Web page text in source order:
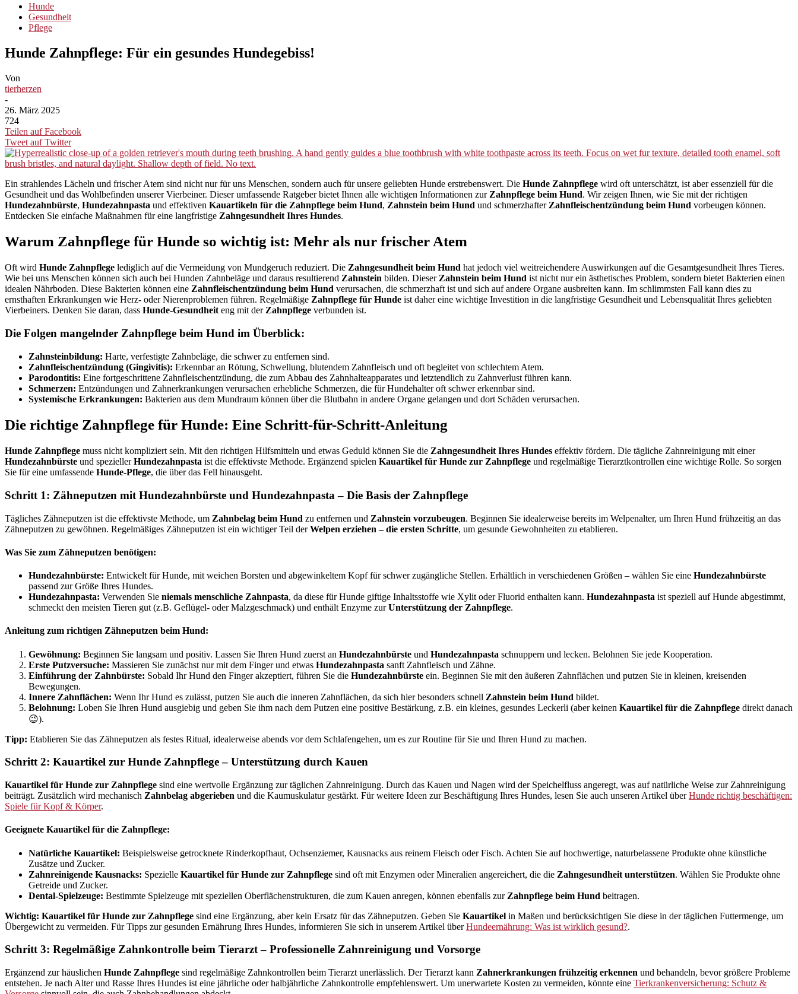
Hunde
Gesundheit
Pflege
Hunde Zahnpflege: Für ein gesundes Hundegebiss!
Von
tierherzen
-
26. März 2025
724
Teilen auf Facebook
Tweet auf Twitter
Ein strahlendes Lächeln und frischer Atem sind nicht nur für uns Menschen, sondern auch für unsere geliebten Hunde erstrebenswert. Die Hunde Zahnpflege wird oft unterschätzt, ist aber essenziell für die
Gesundheit und das Wohlbefinden unserer Vierbeiner. Dieser umfassende Ratgeber bietet Ihnen alle wichtigen Informationen zur Zahnpflege beim Hund. Wir zeigen Ihnen, wie Sie mit der richtigen
Hundezahnbürste, Hundezahnpasta und effektiven Kauartikeln für die Zahnpflege beim Hund, Zahnstein beim Hund und schmerzhafter Zahnfleischentzündung beim Hund vorbeugen können.
Entdecken Sie einfache Maßnahmen für eine langfristige Zahngesundheit Ihres Hundes.
Warum Zahnpflege für Hunde so wichtig ist: Mehr als nur frischer Atem
Oft wird Hunde Zahnpflege lediglich auf die Vermeidung von Mundgeruch reduziert. Die Zahngesundheit beim Hund hat jedoch viel weitreichendere Auswirkungen auf die Gesamtgesundheit Ihres Tieres.
Wie bei uns Menschen können sich auch bei Hunden Zahnbeläge und daraus resultierend Zahnstein bilden. Dieser Zahnstein beim Hund ist nicht nur ein ästhetisches Problem, sondern bietet Bakterien einen
idealen Nährboden. Diese Bakterien können eine Zahnfleischentzündung beim Hund verursachen, die schmerzhaft ist und sich auf andere Organe ausbreiten kann. Im schlimmsten Fall kann dies zu
ernsthaften Erkrankungen wie Herz- oder Nierenproblemen führen. Regelmäßige Zahnpflege für Hunde ist daher eine wichtige Investition in die langfristige Gesundheit und Lebensqualität Ihres geliebten
Vierbeiners. Denken Sie daran, dass Hunde-Gesundheit eng mit der Zahnpflege verbunden ist.
Die Folgen mangelnder Zahnpflege beim Hund im Überblick:
Zahnsteinbildung: Harte, verfestigte Zahnbeläge, die schwer zu entfernen sind.
Zahnfleischentzündung (Gingivitis): Erkennbar an Rötung, Schwellung, blutendem Zahnfleisch und oft begleitet von schlechtem Atem.
Parodontitis: Eine fortgeschrittene Zahnfleischentzündung, die zum Abbau des Zahnhalteapparates und letztendlich zu Zahnverlust führen kann.
Schmerzen: Entzündungen und Zahnerkrankungen verursachen erhebliche Schmerzen, die für Hundehalter oft schwer erkennbar sind.
Systemische Erkrankungen: Bakterien aus dem Mundraum können über die Blutbahn in andere Organe gelangen und dort Schäden verursachen.
Die richtige Zahnpflege für Hunde: Eine Schritt-für-Schritt-Anleitung
Hunde Zahnpflege muss nicht kompliziert sein. Mit den richtigen Hilfsmitteln und etwas Geduld können Sie die Zahngesundheit Ihres Hundes effektiv fördern. Die tägliche Zahnreinigung mit einer
Hundezahnbürste und speziellerHundezahnpasta ist die effektivste Methode. Ergänzend spielen Kauartikel für Hunde zur Zahnpflege und regelmäßige Tierarztkontrollen eine wichtige Rolle. So sorgen
Sie für eine umfassende Hunde-Pflege, die über das Fell hinausgeht.
Schritt 1: Zähneputzen mit Hundezahnbürste und Hundezahnpasta – Die Basis der Zahnpflege
Tägliches Zähneputzen ist die effektivste Methode, um Zahnbelag beim Hund zu entfernen und Zahnstein vorzubeugen. Beginnen Sie idealerweise bereits im Welpenalter, um Ihren Hund frühzeitig an das
Zähneputzen zu gewöhnen. Regelmäßiges Zähneputzen ist ein wichtiger Teil derWelpen erziehen – die ersten Schritte, um gesunde Gewohnheiten zu etablieren.
Was Sie zum Zähneputzen benötigen:
Hundezahnbürste: Entwickelt für Hunde, mit weichen Borsten und abgewinkeltem Kopf für schwer zugängliche Stellen. Erhältlich in verschiedenen Größen – wählen Sie eine Hundezahnbürste
passend zur Größe Ihres Hundes.
Hundezahnpasta: Verwenden Sie niemals menschliche Zahnpasta, da diese für Hunde giftige Inhaltsstoffe wie Xylit oder Fluorid enthalten kann. Hundezahnpasta ist speziell auf Hunde abgestimmt,
schmeckt den meisten Tieren gut (z.B. Geflügel- oder Malzgeschmack) und enthält Enzyme zurUnterstützung der Zahnpflege.
Anleitung zum richtigen Zähneputzen beim Hund:
Gewöhnung: Beginnen Sie langsam und positiv. Lassen Sie Ihren Hund zuerst an Hundezahnbürste und Hundezahnpasta schnuppern und lecken. Belohnen Sie jede Kooperation.
Erste Putzversuche: Massieren Sie zunächst nur mit dem Finger und etwas Hundezahnpasta sanft Zahnfleisch und Zähne.
Einführung der Zahnbürste: Sobald Ihr Hund den Finger akzeptiert, führen Sie die Hundezahnbürste ein. Beginnen Sie mit den äußeren Zahnflächen und putzen Sie in kleinen, kreisenden
Bewegungen.
Innere Zahnflächen: Wenn Ihr Hund es zulässt, putzen Sie auch die inneren Zahnflächen, da sich hier besonders schnell Zahnstein beim Hund bildet.
Belohnung: Loben Sie Ihren Hund ausgiebig und geben Sie ihm nach dem Putzen eine positive Bestärkung, z.B. ein kleines, gesundes Leckerli (aber keinen Kauartikel für die Zahnpflege direkt danach
😉).
Tipp: Etablieren Sie das Zähneputzen als festes Ritual, idealerweise abends vor dem Schlafengehen, um es zur Routine für Sie und Ihren Hund zu machen.
Schritt 2: Kauartikel zur Hunde Zahnpflege – Unterstützung durch Kauen
Kauartikel für Hunde zur Zahnpflege sind eine wertvolle Ergänzung zur täglichen Zahnreinigung. Durch das Kauen und Nagen wird der Speichelfluss angeregt, was auf natürliche Weise zur Zahnreinigung
beiträgt. Zusätzlich wird mechanisch Zahnbelag abgerieben und die Kaumuskulatur gestärkt. Für weitere Ideen zur Beschäftigung Ihres Hundes, lesen Sie auch unseren Artikel überHunde richtig beschäftigen:
Spiele für Kopf & Körper.
Geeignete Kauartikel für die Zahnpflege:
Natürliche Kauartikel: Beispielsweise getrocknete Rinderkopfhaut, Ochsenziemer, Kausnacks aus reinem Fleisch oder Fisch. Achten Sie auf hochwertige, naturbelassene Produkte ohne künstliche
Zusätze und Zucker.
Zahnreinigende Kausnacks: Spezielle Kauartikel für Hunde zur Zahnpflege sind oft mit Enzymen oder Mineralien angereichert, die die Zahngesundheit unterstützen. Wählen Sie Produkte ohne
Getreide und Zucker.
Dental-Spielzeuge: Bestimmte Spielzeuge mit speziellen Oberflächenstrukturen, die zum Kauen anregen, können ebenfalls zur Zahnpflege beim Hund beitragen.
Wichtig: Kauartikel für Hunde zur Zahnpflege sind eine Ergänzung, aber kein Ersatz für das Zähneputzen. Geben Sie Kauartikel in Maßen und berücksichtigen Sie diese in der täglichen Futtermenge, um
Übergewicht zu vermeiden. Für Tipps zur gesunden Ernährung Ihres Hundes, informieren Sie sich in unserem Artikel überHundeernährung: Was ist wirklich gesund?.
Schritt 3: Regelmäßige Zahnkontrolle beim Tierarzt – Professionelle Zahnreinigung und Vorsorge
Ergänzend zur häuslichen Hunde Zahnpflege sind regelmäßige Zahnkontrollen beim Tierarzt unerlässlich. Der Tierarzt kann Zahnerkrankungen frühzeitig erkennen und behandeln, bevor größere Probleme
entstehen. Je nach Alter und Rasse Ihres Hundes ist eine jährliche oder halbjährliche Zahnkontrolle empfehlenswert. Um unerwartete Kosten zu vermeiden, könnte eine Tierkrankenversicherung: Schutz &